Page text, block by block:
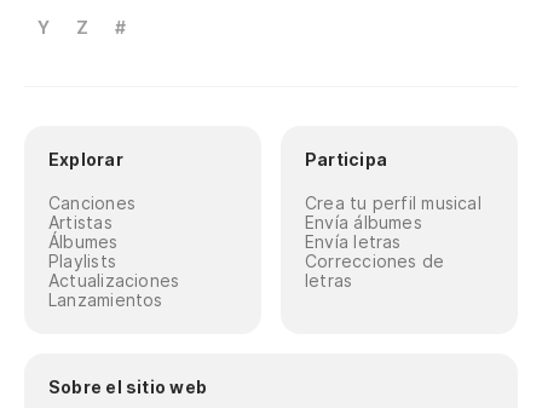
Y
Z #
Explorar
Canciones
Artistas
Álbumes
Playlists
Actualizaciones
Lanzamientos
Participa
Crea tu perfil musical
Envía álbumes
Envía letras
Correcciones de
letras
Sobre el sitio web